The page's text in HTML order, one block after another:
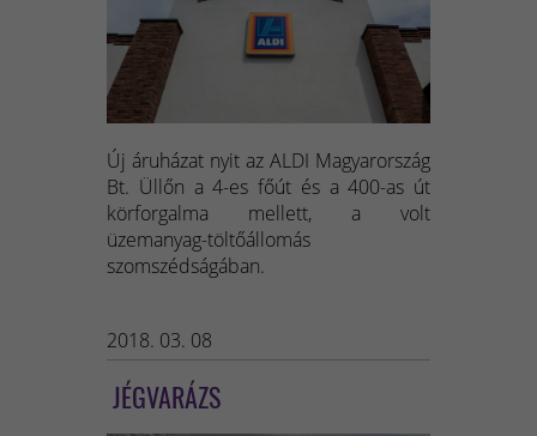
Új áruházat nyit az ALDI Magyarország
Bt. Üllőn a 4-es főút és a 400-as út
körforgalma mellett, a volt
üzemanyag-töltőállomás
szomszédságában.
2018. 03. 08
JÉGVARÁZS